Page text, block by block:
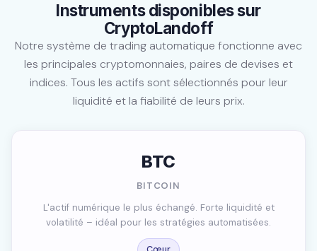
Instruments disponibles sur
CryptoLandoff
Notre système de trading automatique fonctionne avec
les principales cryptomonnaies, paires de devises et
indices. Tous les actifs sont sélectionnés pour leur
liquidité et la fiabilité de leurs prix.
BTC
BITCOIN
L'actif numérique le plus échangé. Forte liquidité et
volatilité – idéal pour les stratégies automatisées.